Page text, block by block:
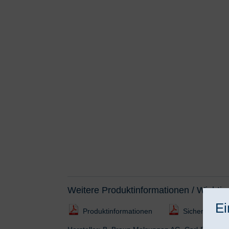
Weitere Produktinformationen /
Produktinformationen